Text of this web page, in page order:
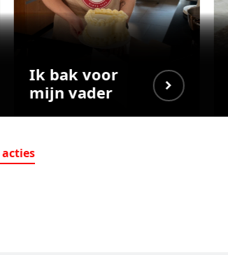
Ik bak voor
mijn vader
acties